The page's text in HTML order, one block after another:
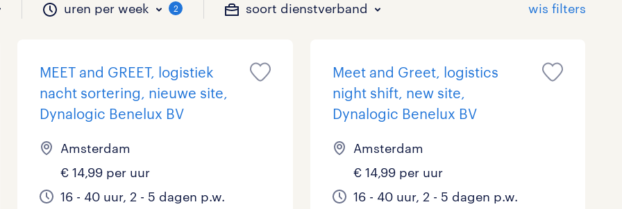
uren per week 2 soort dienstverband
je werken?
Beveiliging 0 Bouw 0
Chauffeurs Commercieel / Verkoop
Geen 2 HAVO/VWO 0
LBO, MAVO, VMBO
je werken?
9 - 16 uur 17 - 24 uur
zou jij willen?
Tijdelijk 6 Tijdelijk met uitzicht op vast
MEET and GREET, logistiek
nacht sortering, nieuwe site,
Dynalogic Benelux BV
Amsterdam
€ 14,99 per uur
16 - 40 uur, 2 - 5 dagen p.w.
Meet and Greet, logistics
night shift, new site,
Dynalogic Benelux BV
Amsterdam
€ 14,99 per uur
16 - 40 uur, 2 - 5 dagen p.w.